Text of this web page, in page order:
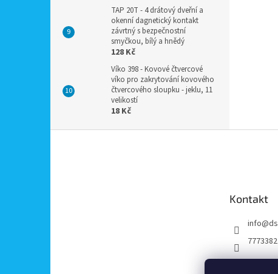
TAP 20T - 4 drátový dveřní a
okenní dagnetický kontakt
závrtný s bezpečnostní
smyčkou, bílý a hnědý
128 Kč
Víko 398 - Kovové čtvercové
víko pro zakrytování kovového
čtvercového sloupku - jeklu, 11
velikostí
18 Kč
Kontakt
info@